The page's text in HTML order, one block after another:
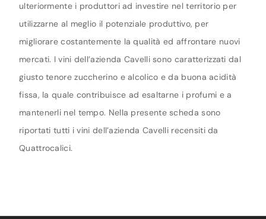
ulteriormente i produttori ad investire nel territorio per
utilizzarne al meglio il potenziale produttivo, per
migliorare costantemente la qualità ed affrontare nuovi
mercati. I vini dell’azienda Cavelli sono caratterizzati dal
giusto tenore zuccherino e alcolico e da buona acidità
fissa, la quale contribuisce ad esaltarne i profumi e a
mantenerli nel tempo. Nella presente scheda sono
riportati tutti i vini dell’azienda Cavelli recensiti da
Quattrocalici.